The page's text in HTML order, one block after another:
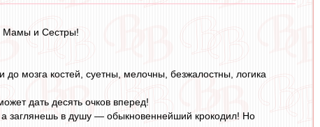
Мамы и Сестры!
мозга костей, суетны, мелочны, безжалостны, логика
дать десять очков вперед!
заглянешь в душу — обыкновеннейший крокодил! Но